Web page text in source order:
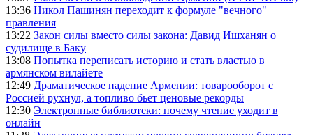
13:36 Никол Пашинян переходит к формуле "вечного"
правления
13:22 Закон силы вместо силы закона: Давид Ишханян о
судилище в Баку
13:08 Попытка переписать историю и стать властью в
армянском вилайете
12:49 Драматическое падение Армении: товарооборот с
Россией рухнул, а топливо бьет ценовые рекорды
12:30 Электронные библиотеки: почему чтение уходит в
онлайн